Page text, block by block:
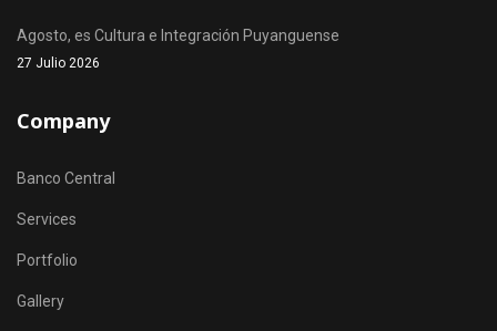
Agosto, es Cultura e Integración Puyanguense
27 Julio 2026
Company
Banco Central
Services
Portfolio
Gallery